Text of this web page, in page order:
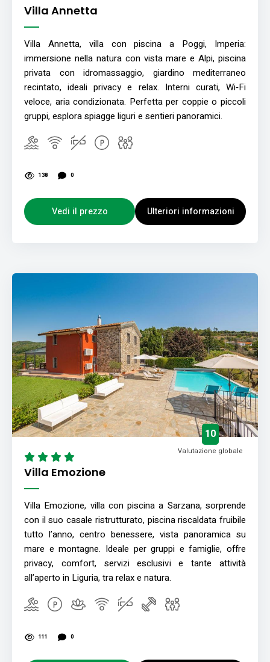
Villa Annetta
Villa Annetta, villa con piscina a Poggi, Imperia:
immersione nella natura con vista mare e Alpi, piscina
privata con idromassaggio, giardino mediterraneo
recintato, ideali privacy e relax. Interni curati, Wi‑Fi
veloce, aria condizionata. Perfetta per coppie o piccoli
gruppi, esplora spiagge liguri e sentieri panoramici.
138 0
Vedi il prezzo Ulteriori informazioni
Villa Emozione
10
Valutazione globale
Villa Emozione, villa con piscina a Sarzana, sorprende
con il suo casale ristrutturato, piscina riscaldata fruibile
tutto l’anno, centro benessere, vista panoramica su
mare e montagne. Ideale per gruppi e famiglie, offre
privacy, comfort, servizi esclusivi e tante attività
all’aperto in Liguria, tra relax e natura.
111 0